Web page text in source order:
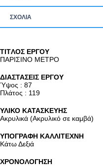
ΣΧΟΛΙΑ
TITΛΟΣ ΕΡΓΟΥ
ΠΑΡΙΣΙΝΟ ΜΕΤΡΟ
ΔΙΑΣΤΑΣΕΙΣ ΕΡΓΟΥ
Ύψος : 87
Πλάτος : 119
ΥΛΙΚΟ ΚΑΤΑΣΚΕΥΗΣ
Ακρυλικά (Ακρυλικό σε καμβά)
ΥΠΟΓΡΑΦΗ ΚΑΛΛΙΤΕΧΝΗ
Κάτω Δεξιά
ΧΡΟΝΟΛΟΓΗΣΗ